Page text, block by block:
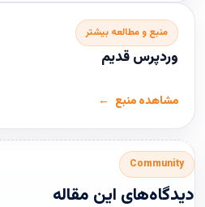
منبع و مطالعه بیشتر
وردپرس قدیم
مشاهده منبع
Community
دیدگاه‌های این مقاله